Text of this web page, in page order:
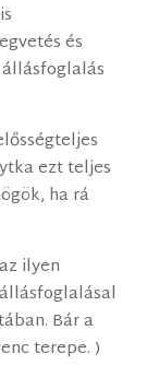
és
ezt teljes
ha rá
ilyen
Bár a
terepe. )